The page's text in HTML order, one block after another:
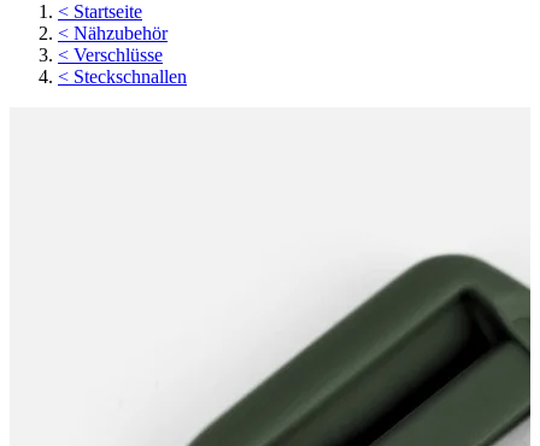
< Startseite
< Nähzubehör
< Verschlüsse
< Steckschnallen